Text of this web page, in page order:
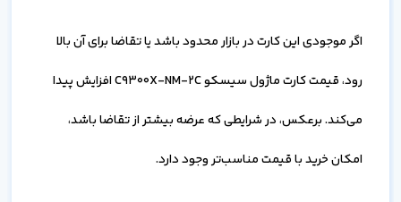
اگر موجودی این کارت در بازار محدود باشد یا تقاضا برای آن بالا
رود، قیمت کارت ماژول سیسکو C9300X-NM-2C افزایش پیدا
می‌کند. برعکس، در شرایطی که عرضه بیشتر از تقاضا باشد،
امکان خرید با قیمت مناسب‌تر وجود دارد.